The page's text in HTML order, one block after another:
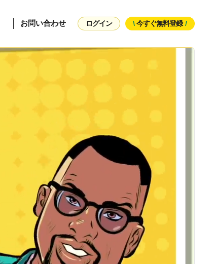
お問い合わせ ログイン /今すぐ無料登録 /